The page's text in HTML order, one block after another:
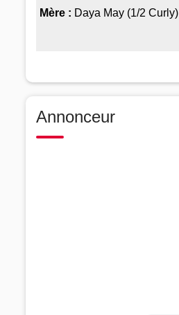
Mère : Daya May (1/2 Curly)
Annonceur